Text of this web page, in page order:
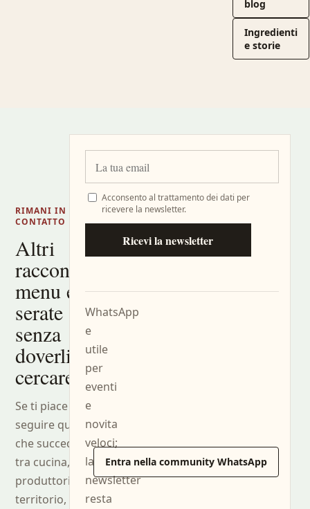
blog
Ingredienti
e storie
RIMANI IN
CONTATTO
Altri
racconti,
menu e
serate
senza
doverli
cercare.
Se ti piace
seguire quello
che succede
tra cucina, sala,
produttori e
territorio, puoi
Acconsento al trattamento dei dati per
ricevere la newsletter.
Ricevi la newsletter
WhatsApp
e
utile
per
eventi
e
novita
veloci;
la
newsletter
resta
Entra nella community WhatsApp